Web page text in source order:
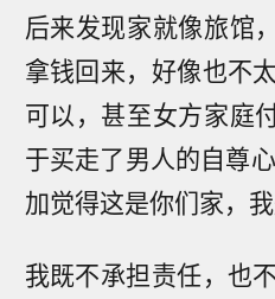
后来发现家就像旅馆
拿钱回来，好像也不
可以，甚至女方家庭
于买走了男人的自尊
加觉得这是你们家，
我既不承担责任，也